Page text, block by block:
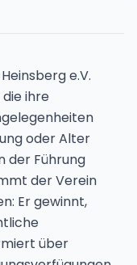
e.V.
ihre
oder Alter
der Führung
der Verein
Er gewinnt,
über